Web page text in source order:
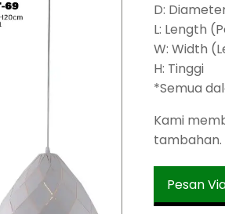
D:
L: Length
W: Width
H: Tinggi
*Semua
Kami
tambahan.
Pesan